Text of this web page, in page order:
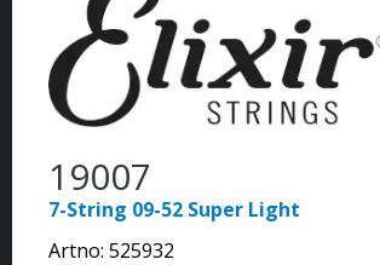
19007
7-String 09-52 Super Light
Artno: 525932